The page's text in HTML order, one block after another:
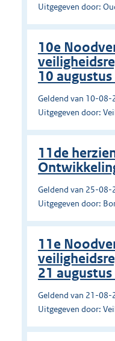
Uitgegeven door:
10e
10
Geldend van 10-
Uitgegeven door:
11de
Geldend van 25-
Uitgegeven door:
11e
21
Geldend van 21-
Uitgegeven door: